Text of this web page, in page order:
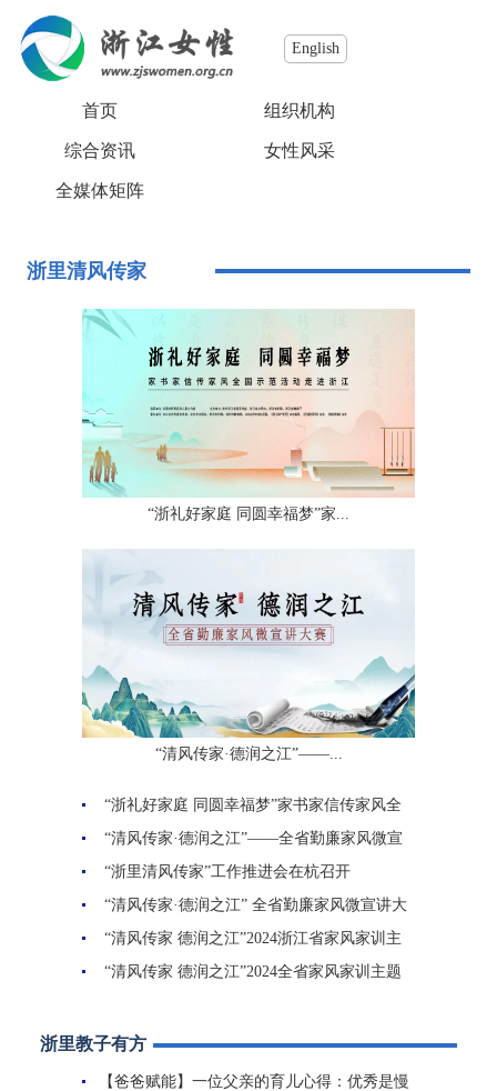
English
首页 组织机构
综合资讯 女性风采
全媒体矩阵
浙里清风传家
“浙礼好家庭 同圆幸福梦”家...
“清风传家·德润之江”——...
“浙礼好家庭 同圆幸福梦”家书家信传家风全
国示范活动在杭州...
“清风传家·德润之江”——全省勤廉家风微宣
讲大赛开始报名啦～
“浙里清风传家”工作推进会在杭召开
“清风传家·德润之江” 全省勤廉家风微宣讲大
赛决赛在台州举行
“清风传家 德润之江”2024浙江省家风家训主
题创作大赛奖项揭...
“清风传家 德润之江”2024全省家风家训主题
浙里教子有方
【爸爸赋能】一位父亲的育儿心得：优秀是慢